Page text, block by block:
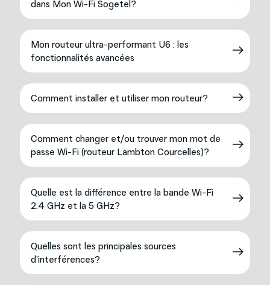
dans Mon Wi-Fi Sogetel?
Mon routeur ultra-performant U6 : les
fonctionnalités avancées
Comment installer et utiliser mon routeur?
Comment changer et/ou trouver mon mot de
passe Wi-Fi (routeur Lambton Courcelles)?
Quelle est la différence entre la bande Wi-Fi
2.4 GHz et la 5 GHz?
Quelles sont les principales sources
d’interférences?